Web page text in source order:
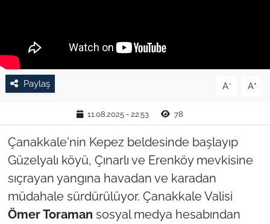
Paylaş A- A+
11.08.2025 - 22:53 78
Çanakkale'nin Kepez beldesinde başlayıp
Güzelyalı köyü, Çınarlı ve Erenköy mevkisine
sıçrayan yangına havadan ve karadan
müdahale sürdürülüyor. Çanakkale Valisi
Ömer Toraman sosyal medya hesabından
RESMİ İLAN
SPOR
YAŞAM
EDİRNE
TEKİRDAĞ